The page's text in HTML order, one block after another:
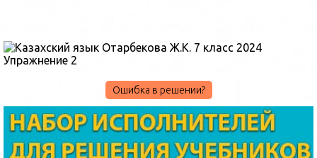
Ошибка в решении?